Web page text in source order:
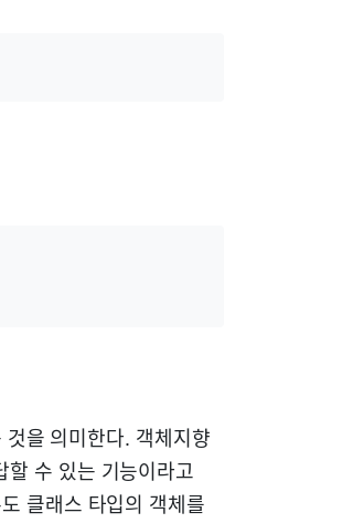
을 의미한다. 객체지향
할 수 있는 기능이라고
클래스 타입의 객체를